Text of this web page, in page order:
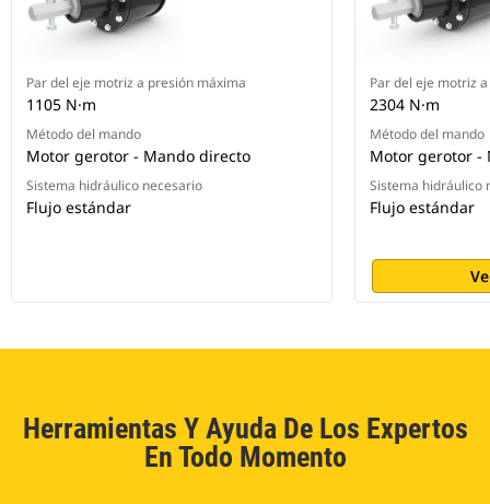
Par del eje motriz a presión máxima
1105 N·m
Método del mando
Motor gerotor - Mando directo
Sistema hidráulico necesario
Flujo estándar
Par del eje motriz
2304 N·m
Método del mando
Motor gerotor -
Sistema hidráulico
Flujo estándar
Herramientas Y Ayuda De Los Expertos
En Todo Momento